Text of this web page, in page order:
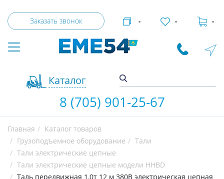
Заказать звонок
Каталог
- - -
8 (705) 901-25-67
Главная
Каталог товаров
Грузоподъемное оборудование
Тали
Тали электрические цепные
Тали электрические цепные модели HHBD
Таль передвижная 1,0т 12 м 380В электрическая цепная